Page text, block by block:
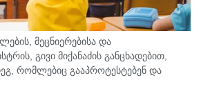
მეცნიერებისა და
გივი მიქანაძის განცხადებით,
რომლებიც გააპროტესტებენ და
მაინც არ ჩააცმევენ, იქნება
აღმზრდელობითი, ისე კონკრეტული